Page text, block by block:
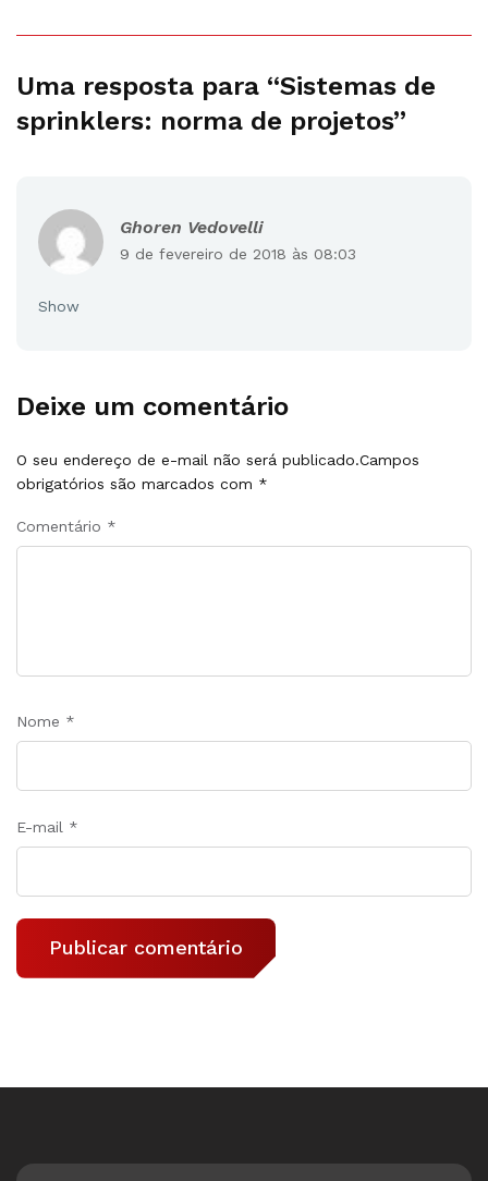
Uma resposta para “Sistemas de
sprinklers: norma de projetos”
Ghoren Vedovelli
9 de fevereiro de 2018 às 08:03
Show
Deixe um comentário
O seu endereço de e-mail não será publicado.Campos
obrigatórios são marcados com *
Comentário *
Nome *
E-mail *